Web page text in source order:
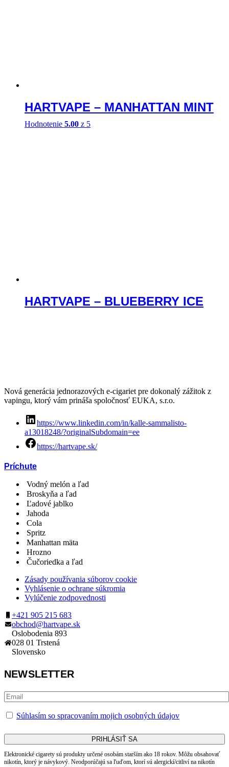
HARTVAPE – MANHATTAN MINT
Hodnotenie 5.00 z 5
HARTVAPE – BLUEBERRY ICE
Nová generácia jednorazových e-cigariet pre dokonalý zážitok z
vapingu, ktorý vám prináša spoločnosť EUKA, s.r.o.
https://www.linkedin.com/in/kalle-sammalisto-
a13018248/?originalSubdomain=ee
https://hartvape.sk/
Príchute
Vodný melón a ľad
Broskyňa a ľad
Ľadové jablko
Jahoda
Cola
Spritz
Manhattan mäta
Hrozno
Čučoriedka a ľad
Zásady používania súborov cookie
Vyhlásenie o ochrane súkromia
Vylúčenie zodpovednosti
+421 905 215 683
obchod@hartvape.sk
Oslobodenia 893
028 01 Trstená
Slovensko
NEWSLETTER
Súhlasím so spracovaním mojich osobných údajov
Elektronické cigarety sú produkty určené osobám starším ako 18 rokov. Môžu obsahovať
nikotín, ktorý je návykový. Neodporúčajú sa ľuďom, ktorí sú alergickí/citliví na nikotín